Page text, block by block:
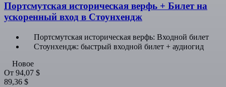
Портсмутская историческая верфь + Билет на
ускоренный вход в Стоунхендж
Портсмутская историческая верфь: Входной билет
Стоунхендж: быстрый входной билет + аудиогид
Новое
От 94,07 $
89,36 $